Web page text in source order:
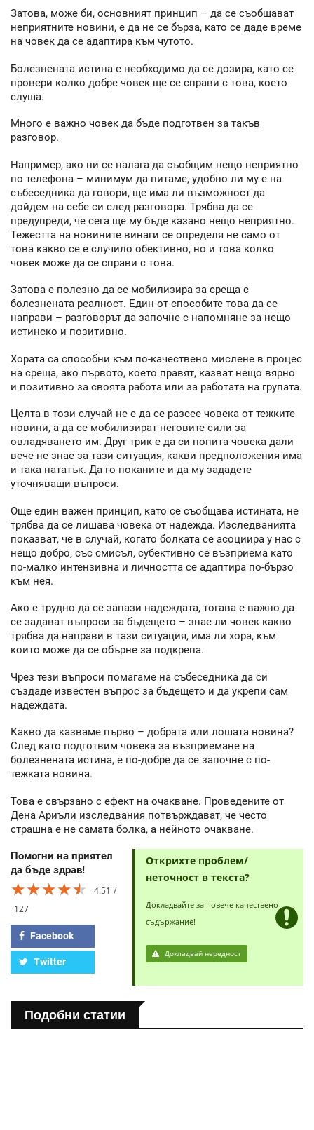
Затова, може би, основният принцип – да се съобщават
неприятните новини, е да не се бърза, като се даде време
на човек да се адаптира към чутото.
Болезнената истина е необходимо да се дозира, като се
провери колко добре човек ще се справи с това, което
слуша.
Много е важно човек да бъде подготвен за такъв
разговор.
Например, ако ни се налага да съобщим нещо неприятно
по телефона – минимум да питаме, удобно ли му е на
събеседника да говори, ще има ли възможност да
дойдем на себе си след разговора. Трябва да се
предупреди, че сега ще му бъде казано нещо неприятно.
Тежестта на новините винаги се определя не само от
това какво се е случило обективно, но и това колко
човек може да се справи с това.
Затова е полезно да се мобилизира за среща с
болезнената реалност. Един от способите това да се
направи – разговорът да започне с напомняне за нещо
истинско и позитивно.
Хората са способни към по-качествено мислене в процес
на среща, ако първото, което правят, казват нещо вярно
и позитивно за своята работа или за работата на групата.
Целта в този случай не е да се разсее човека от тежките
новини, а да се мобилизират неговите сили за
овладяването им. Друг трик е да си попита човека дали
вече не знае за тази ситуация, какви предположения има
и така нататък. Да го поканите и да му зададете
уточняващи въпроси.
Още един важен принцип, като се съобщава истината, не
трябва да се лишава човека от надежда. Изследванията
показват, че в случай, когато болката се асоциира у нас с
нещо добро, със смисъл, субективно се възприема като
по-малко интензивна и личността се адаптира по-бързо
към нея.
Ако е трудно да се запази надеждата, тогава е важно да
се задават въпроси за бъдещето – знае ли човек какво
трябва да направи в тази ситуация, има ли хора, към
които може да се обърне за подкрепа.
Чрез тези въпроси помагаме на събеседника да си
създаде известен въпрос за бъдещето и да укрепи сам
надеждата.
Какво да казваме първо – добрата или лошата новина?
След като подготвим човека за възприемане на
болезнената истина, е по-добре да се започне с по-
тежката новина.
Това е свързано с ефект на очакване. Проведените от
Дена Ариъли изследвания потвърждават, че често
страшна е не самата болка, а нейното очакване.
Помогни на приятел
да бъде здрав!
★★★★★
★★★★★
★★★★★
4.51
127
Facebook
Twitter
Открихте проблем/
неточност в текста?
Докладвайте за повече качествено
съдържание!
Докладвай нередност
Подобни статии